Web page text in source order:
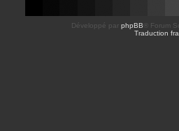
Développé par phpBB ® Forum
Traduction